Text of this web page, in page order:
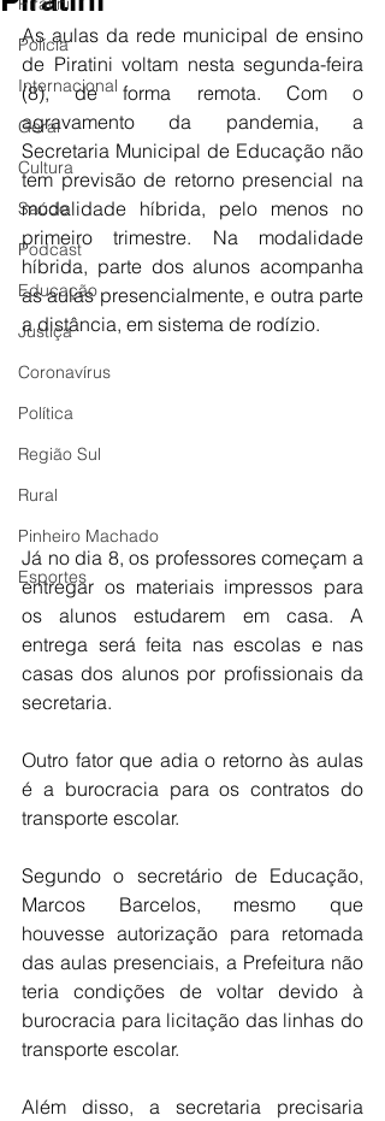
Polícia
Internacional
Geral
Cultura
Saúde
Podcast
Educação
Justiça
Coronavírus
Política
Região Sul
Rural
Pinheiro Machado
Esportes
As aulas da rede municipal de ensino
de Piratini voltam nesta segunda-feira
(8), de forma remota. Com o
agravamento da pandemia, a
Secretaria Municipal de Educação não
tem previsão de retorno presencial na
modalidade híbrida, pelo menos no
primeiro trimestre. Na modalidade
híbrida, parte dos alunos acompanha
as aulas presencialmente, e outra parte
a distância, em sistema de rodízio.
Já no dia 8, os professores começam a
entregar os materiais impressos para
os alunos estudarem em casa. A
entrega será feita nas escolas e nas
casas dos alunos por profissionais da
secretaria.
Outro fator que adia o retorno às aulas
é a burocracia para os contratos do
transporte escolar.
Segundo o secretário de Educação,
Marcos Barcelos, mesmo que
houvesse autorização para retomada
das aulas presenciais, a Prefeitura não
teria condições de voltar devido à
burocracia para licitação das linhas do
transporte escolar.
Além disso, a secretaria precisaria